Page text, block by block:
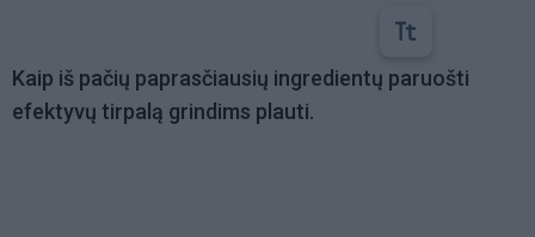
Kaip iš pačių paprasčiausių ingredientų paruošti
efektyvų tirpalą grindims plauti.